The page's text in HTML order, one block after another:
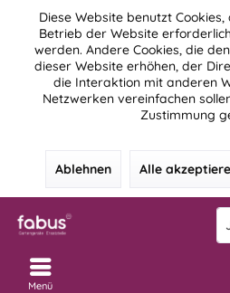
Diese Website benutzt
Betrieb der Website
werden. Andere Cookies, die
dieser Website erhöhen, der
die Interaktion mit anderen
Netzwerken vereinfachen
Zustimmung
Ablehnen Alle
Menü